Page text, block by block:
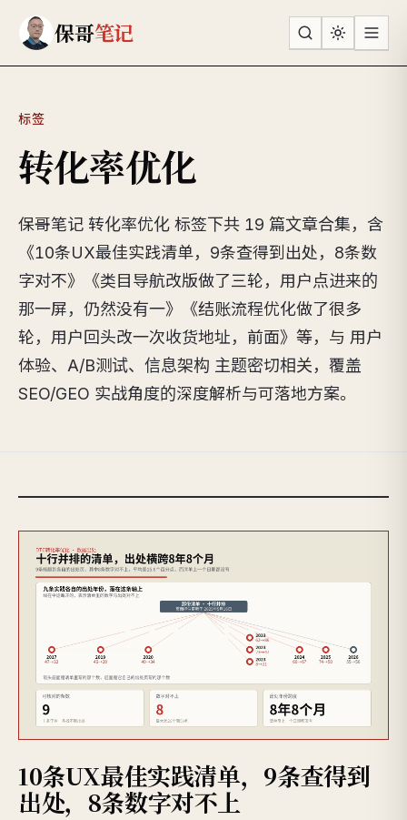
保哥笔记
标签
转化率优化
保哥笔记 转化率优化 标签下共 19 篇文章合集，含
《10条UX最佳实践清单，9条查得到出处，8条数
字对不》《类目导航改版做了三轮，用户点进来的
那一屏，仍然没有一》《结账流程优化做了很多
轮，用户回头改一次收货地址，前面》等，与 用户
体验、A/B测试、信息架构 主题密切相关，覆盖
SEO/GEO 实战角度的深度解析与可落地方案。
10条UX最佳实践清单，9条查得到
出处，8条数字对不上